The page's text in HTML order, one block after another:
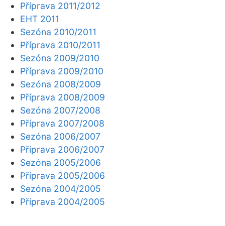
Příprava 2011/2012
EHT 2011
Sezóna 2010/2011
Příprava 2010/2011
Sezóna 2009/2010
Příprava 2009/2010
Sezóna 2008/2009
Příprava 2008/2009
Sezóna 2007/2008
Příprava 2007/2008
Sezóna 2006/2007
Příprava 2006/2007
Sezóna 2005/2006
Příprava 2005/2006
Sezóna 2004/2005
Příprava 2004/2005